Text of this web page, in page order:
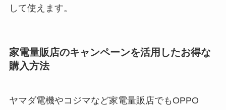
して使えます。
家電量販店のキャンペーンを活用したお得な
購入方法
ヤマダ電機やコジマなど家電量販店でもOPPO